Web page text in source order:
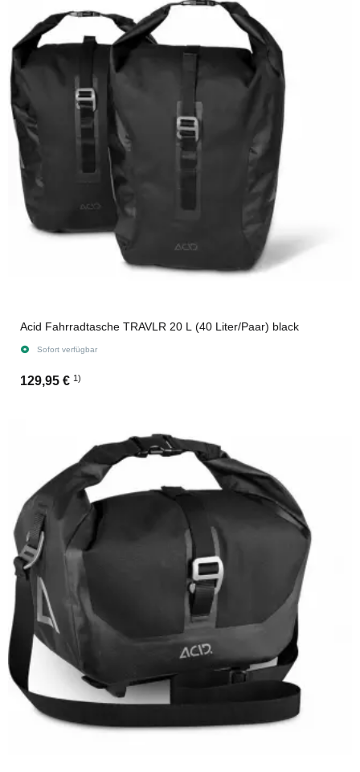
Acid Fahrradtasche TRAVLR 20 L (40 Liter/Paar) black
Sofort verfügbar
129,95 € 1)